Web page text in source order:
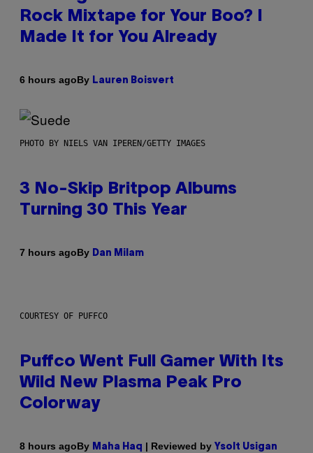
Rock Mixtape for Your Boo? I
Made It for You Already
6 hours agoBy Lauren Boisvert
PHOTO BY NIELS VAN IPEREN/GETTY IMAGES
3 No-Skip Britpop Albums
Turning 30 This Year
7 hours agoBy Dan Milam
COURTESY OF PUFFCO
Puffco Went Full Gamer With Its
Wild New Plasma Peak Pro
Colorway
8 hours agoBy Maha Haq | Reviewed by Ysolt Usigan